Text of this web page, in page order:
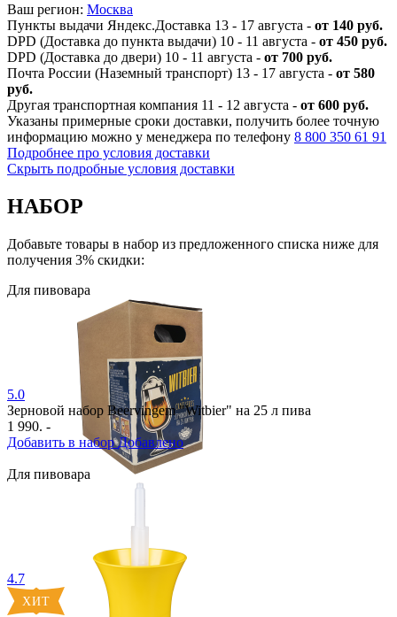
Ваш регион: Москва
Пункты выдачи Яндекс.Доставка 13 - 17 августа - от 140 руб.
DPD (Доставка до пункта выдачи) 10 - 11 августа - от 450 руб.
DPD (Доставка до двери) 10 - 11 августа - от 700 руб.
Почта России (Наземный транспорт) 13 - 17 августа - от 580
руб.
Другая транспортная компания 11 - 12 августа - от 600 руб.
Указаны примерные сроки доставки, получить более точную
информацию можно у менеджера по телефону 8 800 350 61 91
Подробнее про условия доставки
Скрыть подробные условия доставки
НАБОР
Добавьте товары в набор из предложенного списка ниже для
получения 3% скидки:
Для пивовара
5.0
Зерновой набор Beervingem "Witbier" на 25 л пива
1 990. -
Добавить в набор Добавлено
Для пивовара
4.7